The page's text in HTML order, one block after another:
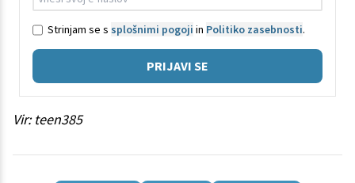
Strinjam se s splošnimi pogoji in Politiko zasebnosti.
PRIJAVI SE
Vir: teen385